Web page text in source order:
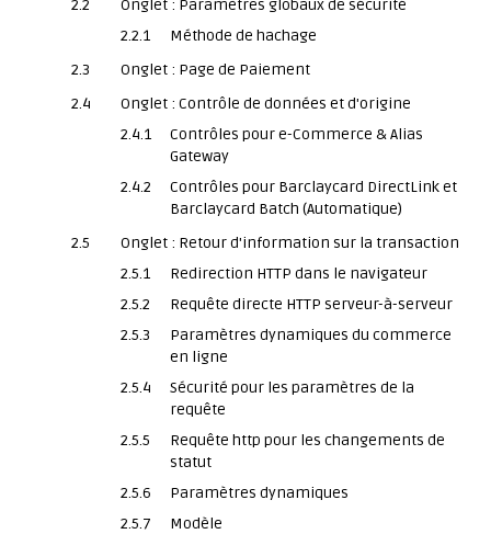
2.2
Onglet : Paramètres globaux de sécurité
2.2.1
Méthode de hachage
2.3
Onglet : Page de Paiement
2.4
Onglet : Contrôle de données et d'origine
2.4.1
Contrôles pour e-Commerce & Alias
Gateway
2.4.2
Contrôles pour Barclaycard DirectLink et
Barclaycard Batch (Automatique)
2.5
Onglet : Retour d'information sur la transaction
2.5.1
Redirection HTTP dans le navigateur
2.5.2
Requête directe HTTP serveur-à-serveur
2.5.3
Paramètres dynamiques du commerce
en ligne
2.5.4
Sécurité pour les paramètres de la
requête
2.5.5
Requête http pour les changements de
statut
2.5.6
Paramètres dynamiques
2.5.7
Modèle